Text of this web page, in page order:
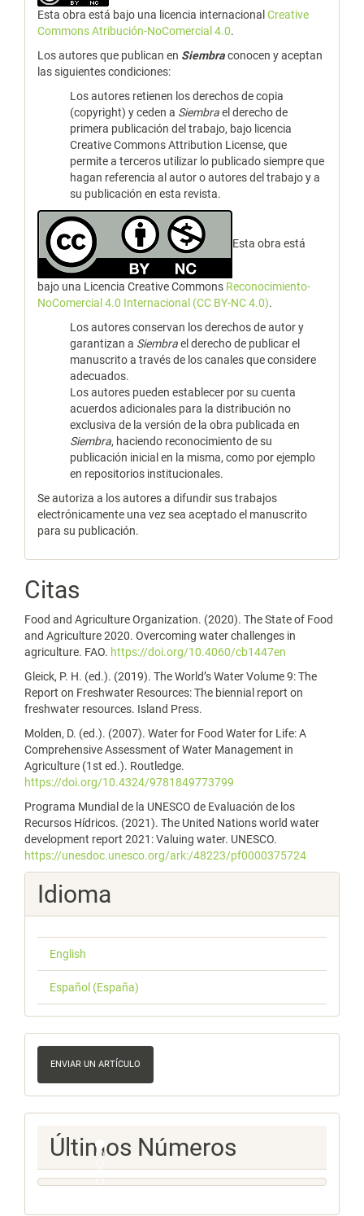
Esta obra está bajo una licencia internacional Creative
Commons Atribución-NoComercial 4.0.
Los autores que publican en Siembraconocen y aceptan
las siguientes condiciones:
Los autores retienen los derechos de copia
(copyright) y ceden a Siembrael derecho de
primera publicación del trabajo, bajo licencia
Creative Commons Attribution License, que
permite a terceros utilizar lo publicado siempre que
hagan referencia al autor o autores del trabajo y a
su publicación en esta revista.
Esta obra está
bajo una Licencia Creative Commons Reconocimiento-
NoComercial 4.0 Internacional (CC BY-NC 4.0).
Los autores conservan los derechos de autor y
garantizan a Siembrael derecho de publicar el
manuscrito a través de los canales que considere
adecuados.
Los autores pueden establecer por su cuenta
acuerdos adicionales para la distribución no
exclusiva de la versión de la obra publicada en
Siembra, haciendo reconocimiento de su
publicación inicial en la misma, como por ejemplo
en repositorios institucionales.
Se autoriza a los autores a difundir sus trabajos
electrónicamente una vez sea aceptado el manuscrito
para su publicación.
Citas
Food and Agriculture Organization. (2020). The State of Food
and Agriculture 2020. Overcoming water challenges in
agriculture. FAO. https://doi.org/10.4060/cb1447en
Gleick, P. H. (ed.). (2019). The World’s Water Volume 9: The
Report on Freshwater Resources: The biennial report on
freshwater resources. Island Press.
Molden, D. (ed.). (2007). Water for Food Water for Life: A
Comprehensive Assessment of Water Management in
Agriculture (1st ed.). Routledge.
https://doi.org/10.4324/9781849773799
Programa Mundial de la UNESCO de Evaluación de los
Recursos Hídricos. (2021). The United Nations world water
development report 2021: Valuing water. UNESCO.
https://unesdoc.unesco.org/ark:/48223/pf0000375724
Idioma
English
Español (España)
Enviar
un
artículo
ENVIAR UN ARTÍCULO
Ultimos
Numeros
Últimos Números